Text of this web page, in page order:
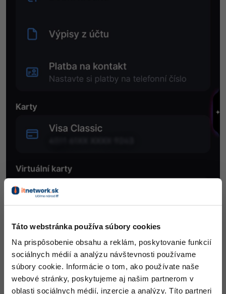
Táto webstránka používa súbory cookies
Na prispôsobenie obsahu a reklám, poskytovanie funkcií
sociálnych médií a analýzu návštevnosti používame
súbory cookie. Informácie o tom, ako používate naše
webové stránky, poskytujeme aj našim partnerom v
oblasti sociálnych médií, inzercie a analýzy. Títo partneri
Medzi najčastejšie používané patria:
Trvalé platby a regulácia zostatku– prehľad a správa
pravidelných platieb.
Inkasa / SIPO– zoznam a nastavenie udelených
súhlasov.